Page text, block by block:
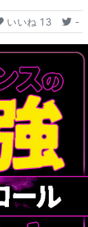
いいね 13 -